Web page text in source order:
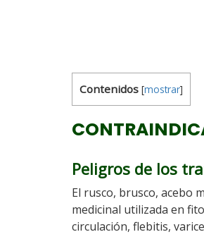
Contenidos [mostrar]
Peligros de los
El rusco, brusco, acebo
medicinal utilizada en
circulación, flebitis,